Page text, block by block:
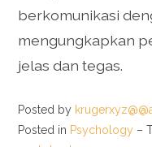
berkomunikasi
mengungkapkan
jelas dan tegas.
Posted by
Posted in Psychology –